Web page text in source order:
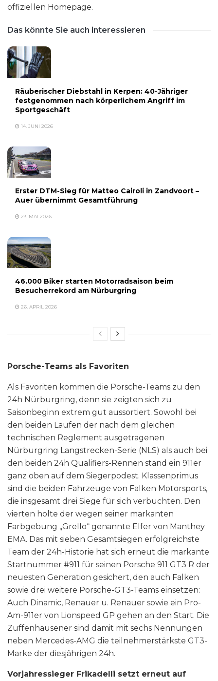
offiziellen Homepage.
Das könnte Sie auch interessieren
Räuberischer Diebstahl in Kerpen: 40-Jähriger
festgenommen nach körperlichem Angriff im
Sportgeschäft
14. JUNI 2026
Erster DTM-Sieg für Matteo Cairoli in Zandvoort –
Auer übernimmt Gesamtführung
23. MAI 2026
46.000 Biker starten Motorradsaison beim
Besucherrekord am Nürburgring
26. APRIL 2026
Porsche-Teams als Favoriten
Als Favoriten kommen die Porsche-Teams zu den
24h Nürburgring, denn sie zeigten sich zu
Saisonbeginn extrem gut aussortiert. Sowohl bei
den beiden Läufen der nach dem gleichen
technischen Reglement ausgetragenen
Nürburgring Langstrecken-Serie (NLS) als auch bei
den beiden 24h Qualifiers-Rennen stand ein 911er
ganz oben auf dem Siegerpodest. Klassenprimus
sind die beiden Fahrzeuge von Falken Motorsports,
die insgesamt drei Siege für sich verbuchten. Den
vierten holte der wegen seiner markanten
Farbgebung „Grello“ genannte Elfer von Manthey
EMA. Das mit sieben Gesamtsiegen erfolgreichste
Team der 24h-Historie hat sich erneut die markante
Startnummer #911 für seinen Porsche 911 GT3 R der
neuesten Generation gesichert, den auch Falken
sowie drei weitere Porsche-GT3-Teams einsetzen:
Auch Dinamic, Renauer u. Renauer sowie ein Pro-
Am-911er von Lionspeed GP gehen an den Start. Die
Zuffenhausener sind damit mit sechs Nennungen
neben Mercedes-AMG die teilnehmerstärkste GT3-
Marke der diesjährigen 24h.
Vorjahressieger Frikadelli setzt erneut auf